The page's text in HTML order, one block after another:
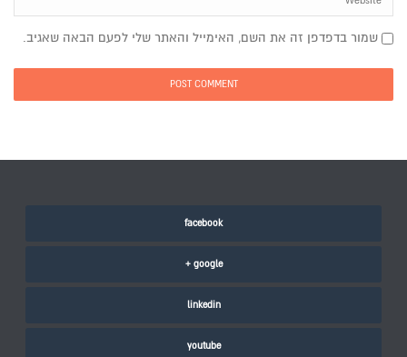
שמור בדפדפן זה את השם, האימייל והאתר שלי לפעם הבאה שאגיב.
facebook
google +
linkedin
youtube